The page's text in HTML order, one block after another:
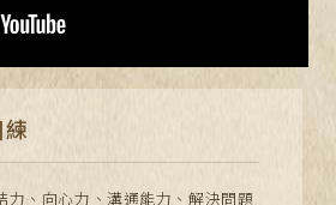
慶生、派對、婚禮嗎？想跟朋友留